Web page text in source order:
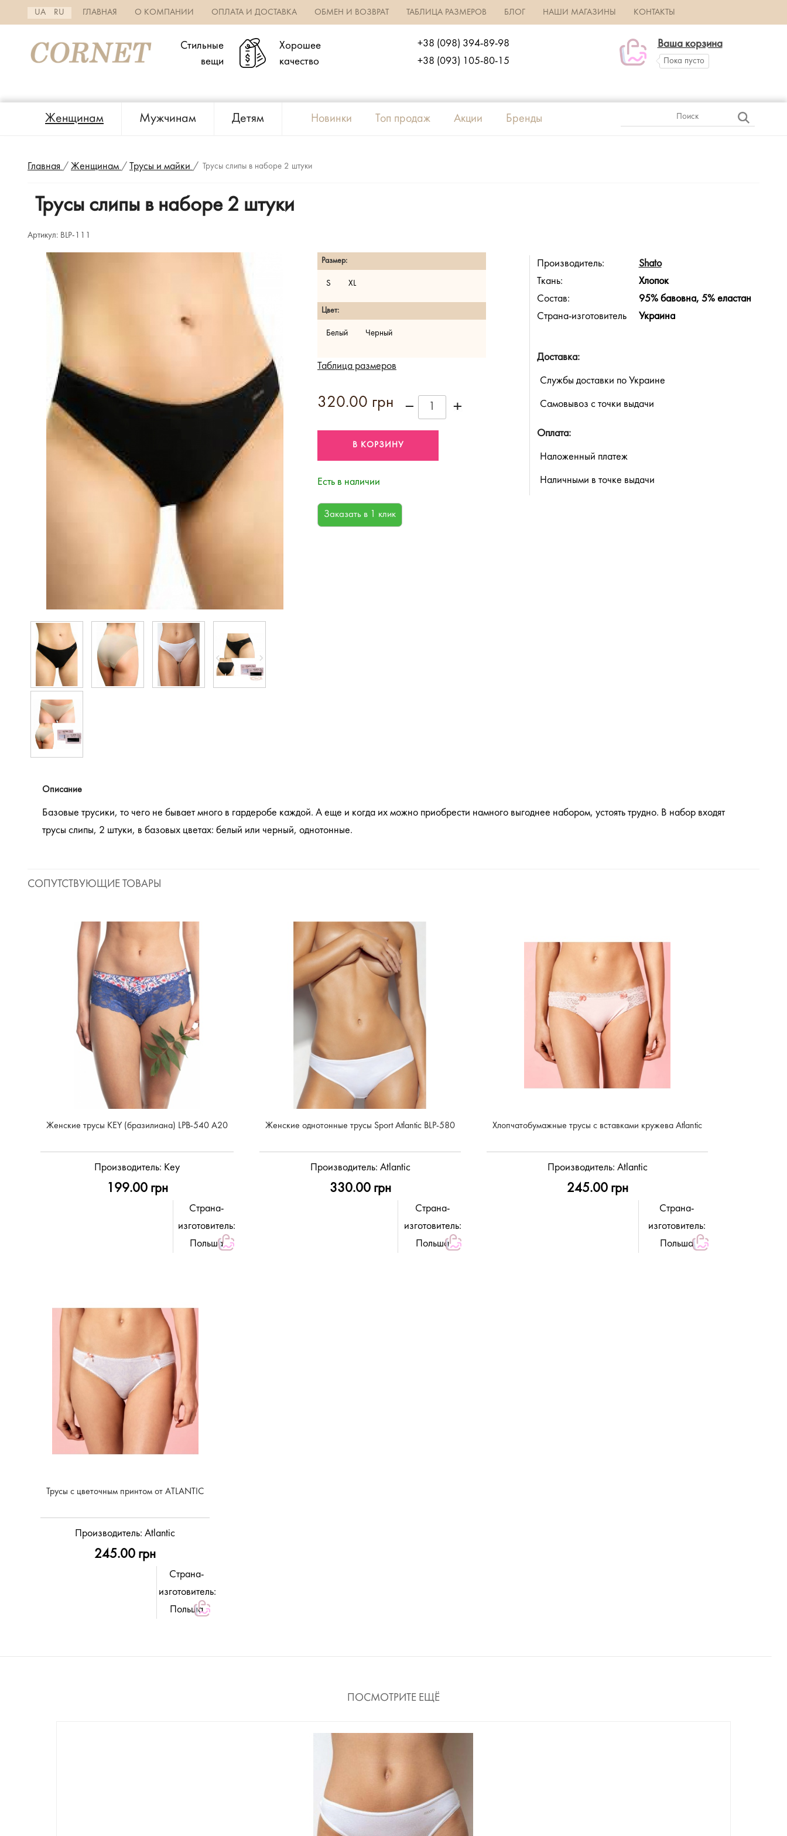
UA RU ГЛАВНАЯ О КОМПАНИИ ОПЛАТА И ДОСТАВКА ОБМЕН И ВОЗВРАТ ТАБЛИЦА РАЗМЕРОВ БЛОГ НАШИ МАГАЗИНЫ КОНТАКТЫ
Стильные
вещи
Хорошее
качество
+38 (098) 394-89-98
+38 (093) 105-80-15
Ваша корзина
Пока пусто
Женщинам Мужчинам Детям Новинки Топ продаж Акции Бренды
Главная / Женщинам / Трусы и майки / Трусы слипы в наборе 2 штуки
Трусы слипы в наборе 2 штуки
Артикул: BLP-111
Размер:
S XL
Цвет:
Белый Черный
Таблица размеров
320.00 грн
Есть в наличии
Производитель:
Shato
Ткань:
Хлопок
Состав:
95% бавовна, 5% еластан
Страна-изготовитель
Украина
Доставка:
Службы доставки по Украине
Самовывоз с точки выдачи
Оплата:
Наложенный платеж
Наличными в точке выдачи
Описание
Базовые трусики, то чего не бывает много в гардеробе каждой. А еще и когда их можно приобрести намного выгоднее набором, устоять трудно. В набор входят
трусы слипы, 2 штуки, в базовых цветах: белый или черный, однотонные.
СОПУТСТВУЮЩИЕ ТОВАРЫ
Женские трусы KEY (бразилиана) LPB-540 A20
Производитель: Key
199.00 грн
Страна-
изготовитель:
Польша
Женские однотонные трусы Sport Atlantic BLP-580
Производитель: Atlantic
330.00 грн
Страна-
изготовитель:
Польша
Хлопчатобумажные трусы с вставками кружева Atlantic
Производитель: Atlantic
245.00 грн
Страна-
изготовитель:
Польша
Трусы с цветочным принтом от ATLANTIC
Производитель: Atlantic
245.00 грн
Страна-
изготовитель:
Польша
ПОСМОТРИТЕ ЕЩЁ